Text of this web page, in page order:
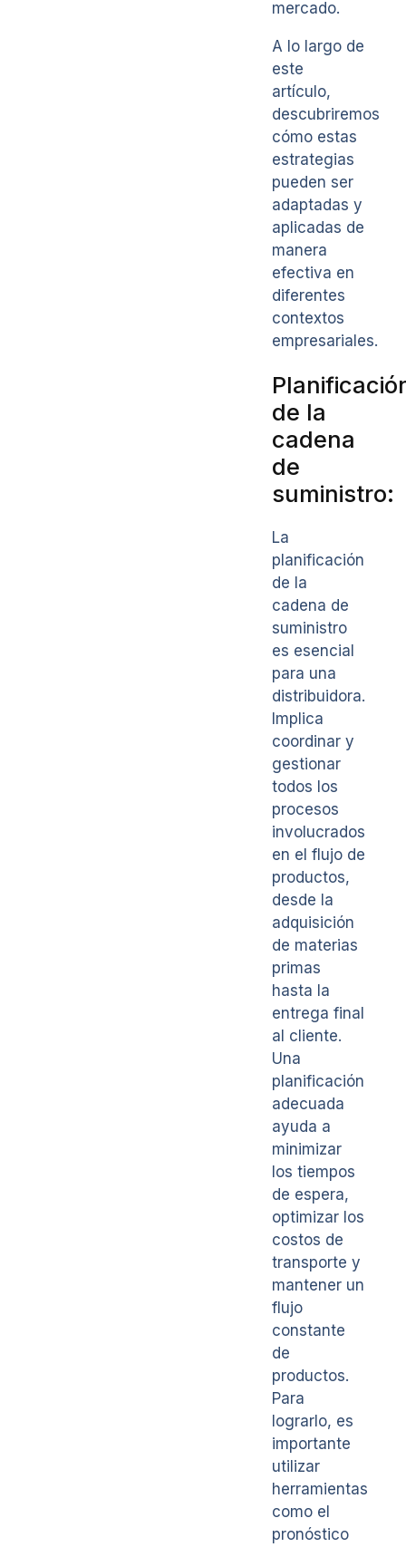
mercado.
A lo largo de
este
artículo,
descubriremos
cómo estas
estrategias
pueden ser
adaptadas y
aplicadas de
manera
efectiva en
diferentes
contextos
empresariales.
de la
cadena
de
suministro:
La
planificación
de la
cadena de
suministro
es esencial
para una
distribuidora.
Implica
coordinar y
gestionar
todos los
procesos
involucrados
en el flujo de
productos,
desde la
adquisición
de materias
primas
hasta la
entrega final
al cliente.
Una
planificación
adecuada
ayuda a
minimizar
los tiempos
de espera,
optimizar los
costos de
transporte y
mantener un
flujo
constante
de
productos.
Para
lograrlo, es
importante
utilizar
herramientas
como el
pronóstico